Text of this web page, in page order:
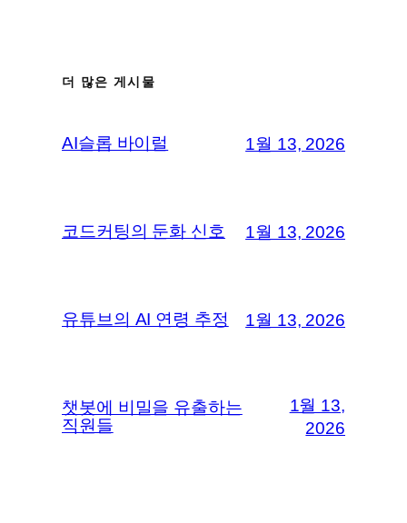
더 많은 게시물
AI슬롭 바이럴 1월 13, 2026
코드커팅의 둔화 신호 1월 13, 2026
유튜브의 AI 연령 추정 1월 13, 2026
챗봇에 비밀을 유출하는
직원들
1월 13,
2026